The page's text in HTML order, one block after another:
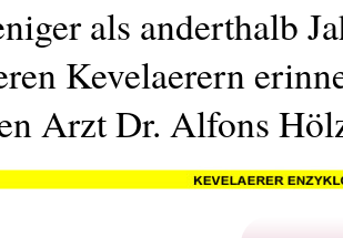
als anderthalb
Kevelaerern
Arzt Dr. Alfons